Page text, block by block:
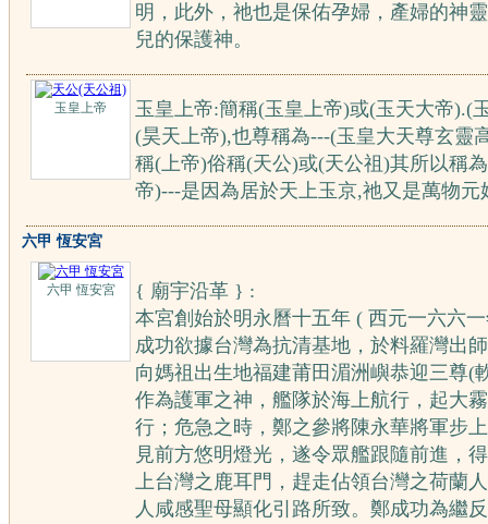
明，此外，祂也是保佑孕婦，產婦的神
兒的保護神。
玉皇上帝
玉皇上帝:簡稱(玉皇上帝)或(玉天大帝).(
(昊天上帝),也尊稱為---(玉皇大天尊玄靈
稱(上帝)俗稱(天公)或(天公祖)其所以稱
帝)---是因為居於天上玉京,祂又是萬物元
六甲 恆安宮
六甲 恆安宮
{ 廟宇沿革 } :
本宮創始於明永曆十五年 ( 西元一六六
成功欲據台灣為抗清基地，於料羅灣出
向媽祖出生地福建莆田湄洲嶼恭迎三尊(
作為護軍之神，艦隊於海上航行，起大
行；危急之時，鄭之參將陳永華將軍步
見前方悠明燈光，遂令眾艦跟隨前進，
上台灣之鹿耳門，趕走佔領台灣之荷蘭
人咸感聖母顯化引路所致。鄭成功為繼